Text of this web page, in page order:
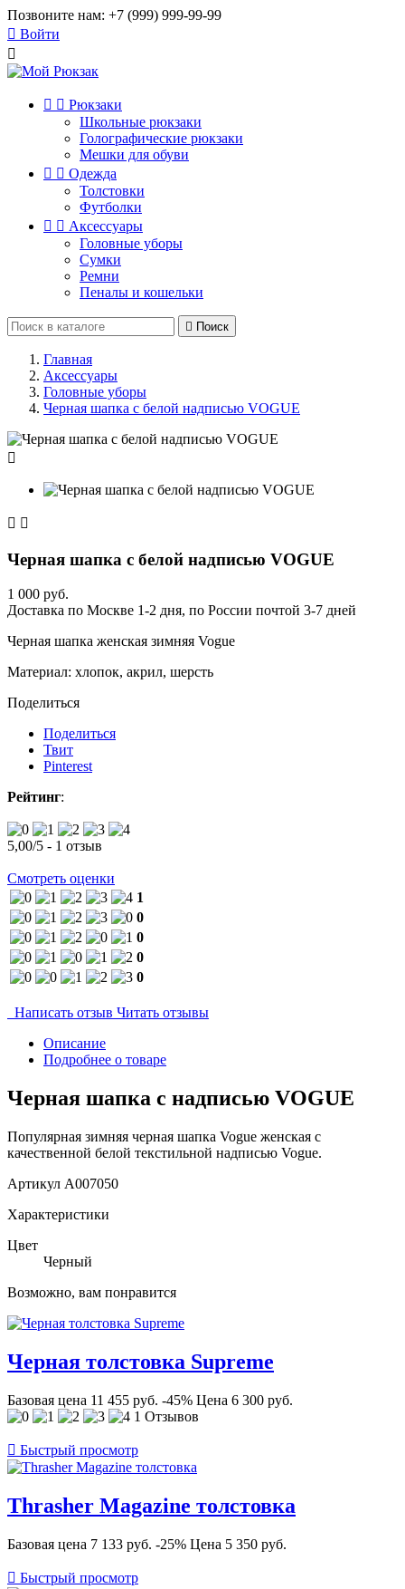
Позвоните нам: +7 (999) 999-99-99
 Войти

  Рюкзаки
Школьные рюкзаки
Голографические рюкзаки
Мешки для обуви
  Одежда
Толстовки
Футболки
  Аксессуары
Головные уборы
Сумки
Ремни
Пеналы и кошельки
 Поиск
Главная
Аксессуары
Головные уборы
Черная шапка с белой надписью VOGUE

 
Черная шапка с белой надписью VOGUE
1 000 руб.
Доставка по Москве 1-2 дня, по России почтой 3-7 дней
Черная шапка женская зимняя Vogue
Материал: хлопок, акрил, шерсть
Поделиться
Поделиться
Твит
Pinterest
Рейтинг:
5,00/5 - 1 отзыв
Смотреть оценки
1
0
0
0
0
Написать отзыв Читать отзывы
Описание
Подробнее о товаре
Черная шапка с надписью VOGUE
Популярная зимняя черная шапка Vogue женская с
качественной белой текстильной надписью Vogue.
Артикул A007050
Характеристики
Цвет
Черный
Возможно, вам понравится
Черная толстовка Supreme
Базовая цена 11 455 руб. -45% Цена 6 300 руб.
1 Отзывов
 Быстрый просмотр
Thrasher Magazine толстовка
Базовая цена 7 133 руб. -25% Цена 5 350 руб.
 Быстрый просмотр